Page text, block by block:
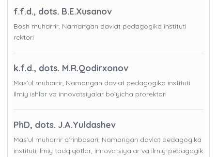
f.f.d., dots. B.E.Xusanov
Bosh muharrir, Namangan davlat pedagogika instituti
rektori
k.f.d., dots. M.R.Qodirxonov
Mas’ul muharrir, Namangan davlat pedagogika instituti
Ilmiy ishlar va innovatsiyalar bo’yicha prorektori
PhD, dots. J.A.Yuldashev
Mas’ul muharrir o’rinbosari, Namangan davlat pedagogika
instituti Ilmiy tadqiqotlar, innovatsiyalar va ilmiy-pedagogik